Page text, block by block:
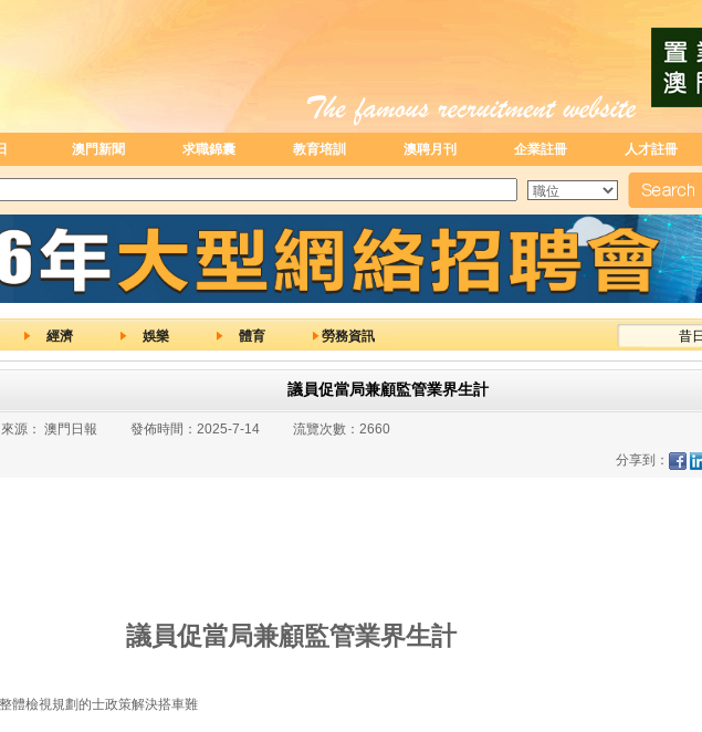
澳門新聞 求職錦囊 教育培訓 澳聘月刊 企業註冊 人才註冊
經濟 娛樂 體育 勞務資訊 昔
議員促當局兼顧監管業界生計
： 澳門日報 發佈時間： 2025-7-14 流覽次數： 2660
分享到：
議員促當局兼顧監管業界生計
體檢視規劃的士政策解決搭車難